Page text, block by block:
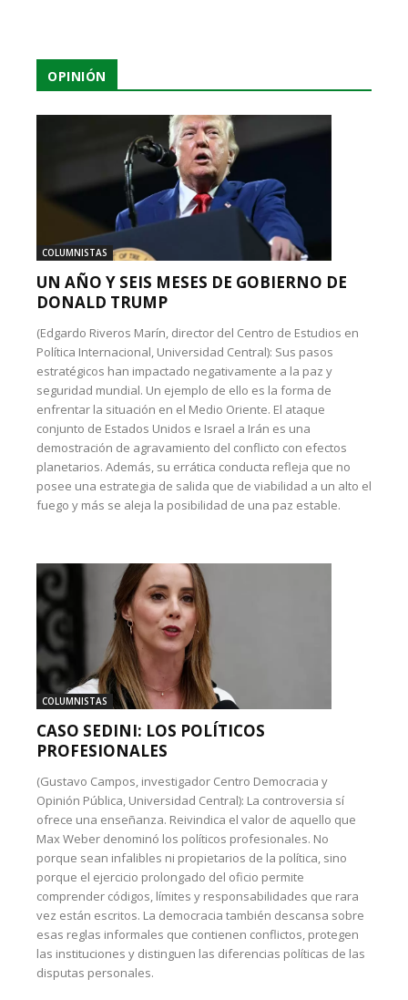
OPINIÓN
COLUMNISTAS
UN AÑO Y SEIS MESES DE GOBIERNO DE
DONALD TRUMP
(Edgardo Riveros Marín, director del Centro de Estudios en
Política Internacional, Universidad Central): Sus pasos
estratégicos han impactado negativamente a la paz y
seguridad mundial. Un ejemplo de ello es la forma de
enfrentar la situación en el Medio Oriente. El ataque
conjunto de Estados Unidos e Israel a Irán es una
demostración de agravamiento del conflicto con efectos
planetarios. Además, su errática conducta refleja que no
posee una estrategia de salida que de viabilidad a un alto el
fuego y más se aleja la posibilidad de una paz estable.
COLUMNISTAS
CASO SEDINI: LOS POLÍTICOS
PROFESIONALES
(Gustavo Campos, investigador Centro Democracia y
Opinión Pública, Universidad Central): La controversia sí
ofrece una enseñanza. Reivindica el valor de aquello que
Max Weber denominó los políticos profesionales. No
porque sean infalibles ni propietarios de la política, sino
porque el ejercicio prolongado del oficio permite
comprender códigos, límites y responsabilidades que rara
vez están escritos. La democracia también descansa sobre
esas reglas informales que contienen conflictos, protegen
las instituciones y distinguen las diferencias políticas de las
disputas personales.